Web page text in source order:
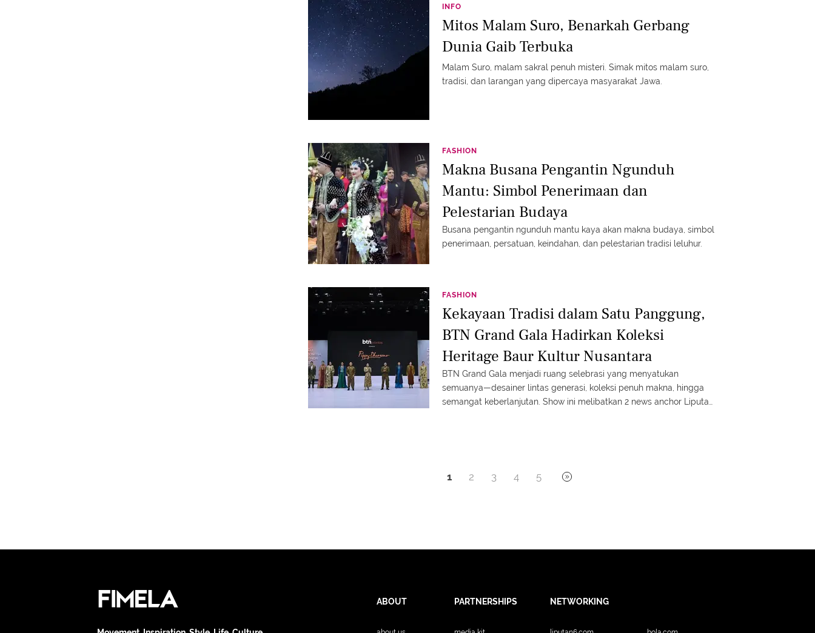
INFO
Mitos Malam Suro, Benarkah Gerbang
Dunia Gaib Terbuka
Malam Suro, malam sakral penuh misteri. Simak mitos malam suro,
tradisi, dan larangan yang dipercaya masyarakat Jawa.
FASHION
Makna Busana Pengantin Ngunduh
Mantu: Simbol Penerimaan dan
Pelestarian Budaya
Busana pengantin ngunduh mantu kaya akan makna budaya, simbol
penerimaan, persatuan, keindahan, dan pelestarian tradisi leluhur.
FASHION
Kekayaan Tradisi dalam Satu Panggung,
BTN Grand Gala Hadirkan Koleksi
Heritage Baur Kultur Nusantara
BTN Grand Gala menjadi ruang selebrasi yang menyatukan
semuanya—desainer lintas generasi, koleksi penuh makna, hingga
semangat keberlanjutan. Show ini melibatkan 2 news anchor Liputan
1 2 3 4 5
ABOUT PARTNERSHIPS NETWORKING